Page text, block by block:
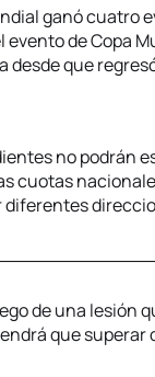
ganó cuatro
evento de Copa
desde que
no podrán
cuotas
diferentes
de una lesión
que superar